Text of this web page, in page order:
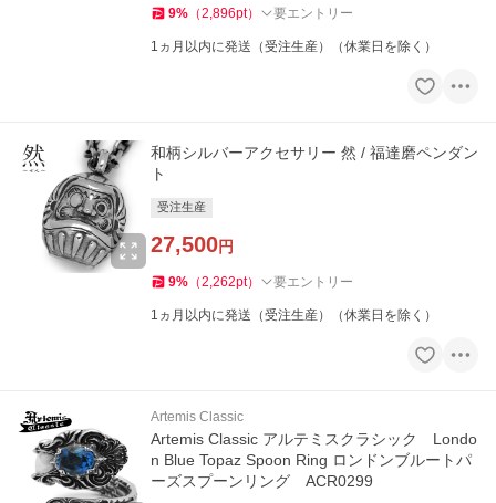
9% （2,896pt） 要エントリー
1ヵ月以内に発送（受注生産）（休業日を除く）
和柄シルバーアクセサリー 然 / 福達磨ペンダン
ト
受注生産
27,500円
9% （2,262pt） 要エントリー
1ヵ月以内に発送（受注生産）（休業日を除く）
Artemis Classic
Artemis Classic アルテミスクラシック Londo
n Blue Topaz Spoon Ring ロンドンブルートパ
ーズスプーンリング ACR0299